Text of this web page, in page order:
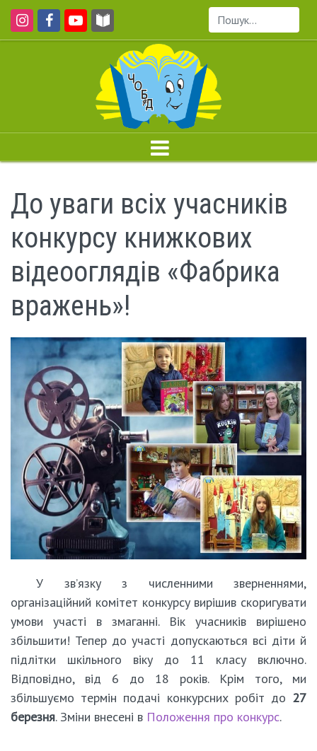
Пошук...
До уваги всіх учасників
конкурсу книжкових
відеооглядів «Фабрика
вражень»!
У зв’язку з численними зверненнями,
організаційний комітет конкурсу вирішив скоригувати
умови участі в змаганні. Вік учасників вирішено
збільшити! Тепер до участі допускаються всі діти й
підлітки шкільного віку до 11 класу включно.
Відповідно, від 6 до 18 років. Крім того, ми
збільшуємо термін подачі конкурсних робіт до 27
березня. Зміни внесені в Положення про конкурс.